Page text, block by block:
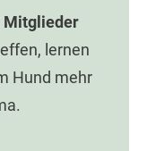
Mitglieder
lernen
Hund mehr